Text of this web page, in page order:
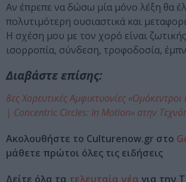
Αν έπρεπε να δώσω μία μόνο λέξη θα
πολυτιμότερη ουσιαστικά και
Η σχέση μου με τον χορό είναι
ισορροπία, σύνδεση, τροφοδοσία,
Διαβάστε επίσης:
8ες Χορευτικές Αμφικτυονίες
| Concentric Circles: In Motion» στην
Ακολουθήστε το Culturenow.gr στο
μάθετε πρώτοι όλες τις ειδήσεις
Δείτε όλα τα τελευταία νέα για την